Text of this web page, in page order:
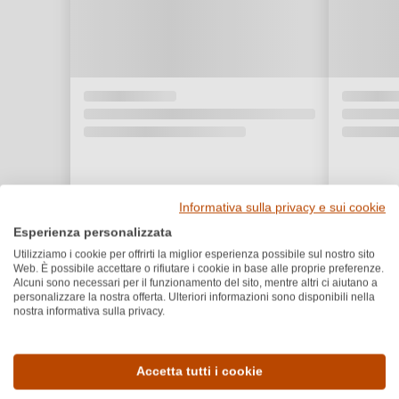
Dettagli del prodotto
Paese e regione
Vitigno e tipologia
Informativa sulla privacy e sui cookie
Esperienza personalizzata
Utilizziamo i cookie per offrirti la miglior esperienza possibile sul nostro sito
Web. È possibile accettare o rifiutare i cookie in base alle proprie preferenze.
Alcuni sono necessari per il funzionamento del sito, mentre altri ci aiutano a
personalizzare la nostra offerta. Ulteriori informazioni sono disponibili nella
nostra informativa sulla privacy.
Accetta tutti i cookie